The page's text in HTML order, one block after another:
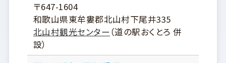
〒647-1604
和歌山県東牟婁郡北山村下尾井335
北山村観光センター （道の駅おくとろ 併
設）